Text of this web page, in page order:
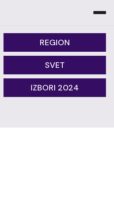
REGION
SVET
IZBORI 2024